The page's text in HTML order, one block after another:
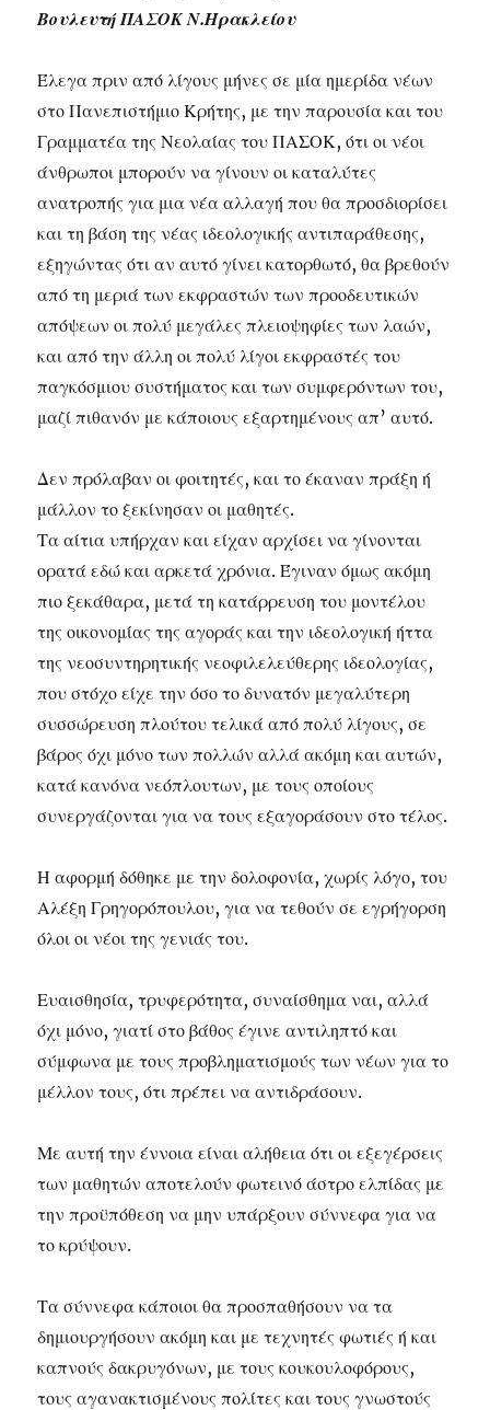
Βουλευτή ΠΑΣΟΚ Ν.Ηρακλείου
Έλεγα πριν από λίγους μήνες σε μία ημερίδα νέων
στο Πανεπιστήμιο Κρήτης, με την παρουσία και του
Γραμματέα της Νεολαίας του ΠΑΣΟΚ, ότι οι νέοι
άνθρωποι μπορούν να γίνουν οι καταλύτες
ανατροπής για μια νέα αλλαγή που θα προσδιορίσει
και τη βάση της νέας ιδεολογικής αντιπαράθεσης,
εξηγώντας ότι αν αυτό γίνει κατορθωτό, θα βρεθούν
από τη μεριά των εκφραστών των προοδευτικών
απόψεων οι πολύ μεγάλες πλειοψηφίες των λαών,
και από την άλλη οι πολύ λίγοι εκφραστές του
παγκόσμιου συστήματος και των συμφερόντων του,
μαζί πιθανόν με κάποιους εξαρτημένους απ’ αυτό.
Δεν πρόλαβαν οι φοιτητές, και το έκαναν πράξη ή
μάλλον το ξεκίνησαν οι μαθητές.
Τα αίτια υπήρχαν και είχαν αρχίσει να γίνονται
ορατά εδώ και αρκετά χρόνια. Έγιναν όμως ακόμη
πιο ξεκάθαρα, μετά τη κατάρρευση του μοντέλου
της οικονομίας της αγοράς και την ιδεολογική ήττα
της νεοσυντηρητικής νεοφιλελεύθερης ιδεολογίας,
που στόχο είχε την όσο το δυνατόν μεγαλύτερη
συσσώρευση πλούτου τελικά από πολύ λίγους, σε
βάρος όχι μόνο των πολλών αλλά ακόμη και αυτών,
κατά κανόνα νεόπλουτων, με τους οποίους
συνεργάζονται για να τους εξαγοράσουν στο τέλος.
Η αφορμή δόθηκε με την δολοφονία, χωρίς λόγο, του
Αλέξη Γρηγορόπουλου, για να τεθούν σε εγρήγορση
όλοι οι νέοι της γενιάς του.
Ευαισθησία, τρυφερότητα, συναίσθημα ναι, αλλά
όχι μόνο, γιατί στο βάθος έγινε αντιληπτό και
σύμφωνα με τους προβληματισμούς των νέων για το
μέλλον τους, ότι πρέπει να αντιδράσουν.
Με αυτή την έννοια είναι αλήθεια ότι οι εξεγέρσεις
των μαθητών αποτελούν φωτεινό άστρο ελπίδας με
την προϋπόθεση να μην υπάρξουν σύννεφα για να
το κρύψουν.
Τα σύννεφα κάποιοι θα προσπαθήσουν να τα
δημιουργήσουν ακόμη και με τεχνητές φωτιές ή και
καπνούς δακρυγόνων, με τους κουκουλοφόρους,
τους αγανακτισμένους πολίτες και τους γνωστούς